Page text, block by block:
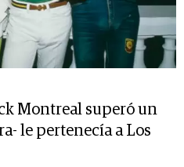
Montreal superó un
le pertenecía a Los